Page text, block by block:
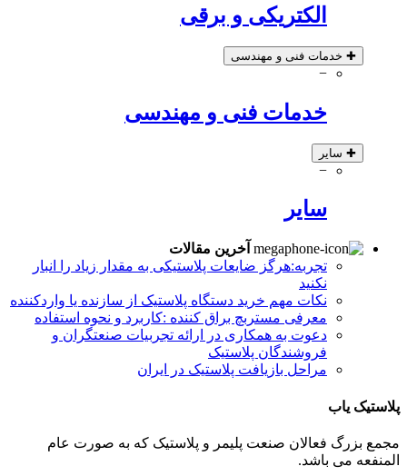
الکتریکی و برقی
✚ خدمات فنی و مهندسی
−
خدمات فنی و مهندسی
✚ سایر
−
سایر
آخرین مقالات
تجربه:هرگز ضایعات پلاستیکی به مقدار زیاد را انبار
نکنید
نکات مهم خرید دستگاه پلاستیک از سازنده یا واردکننده
معرفی مستربچ براق کننده :کاربرد و نحوه استفاده
دعوت به همکاری در ارائه تجربیات صنعتگران و
فروشندگان پلاستیک
مراحل بازیافت پلاستیک در ایران
پلاستیک یاب
مجمع بزرگ فعالان صنعت پلیمر و پلاستیک که به صورت عام
المنفعه می باشد.